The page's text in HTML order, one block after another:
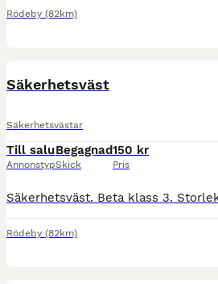
Rödeby (82km)
Säkerhetsväst
Säkerhetsvästar
Till salu
Annonstyp
Begagnad
Skick
150 kr
Pris
Säkerhetsväst. Beta klass 3.
Rödeby (82km)